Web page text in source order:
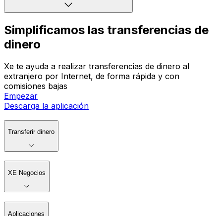
Simplificamos las transferencias de
dinero
Xe te ayuda a realizar transferencias de dinero al
extranjero por Internet, de forma rápida y con
comisiones bajas
Empezar
Descarga la aplicación
Transferir dinero
XE Negocios
Aplicaciones